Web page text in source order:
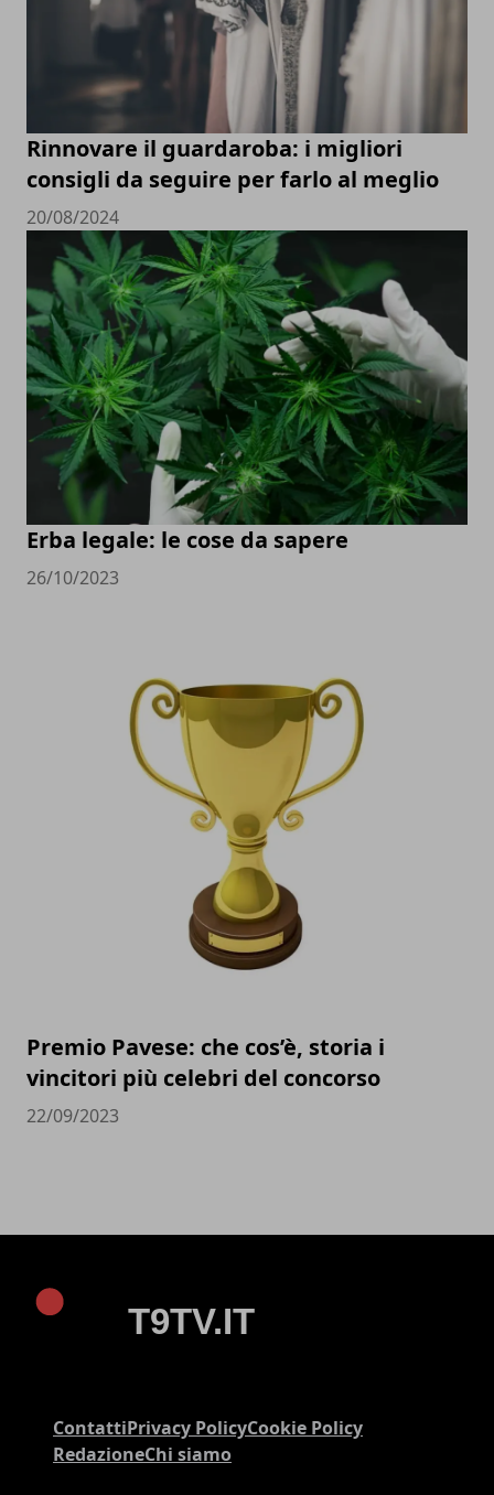
Rinnovare il guardaroba: i migliori
consigli da seguire per farlo al meglio
20/08/2024
Erba legale: le cose da sapere
26/10/2023
Premio Pavese: che cos’è, storia i
vincitori più celebri del concorso
22/09/2023
ContattiPrivacy PolicyCookie Policy
RedazioneChi siamo